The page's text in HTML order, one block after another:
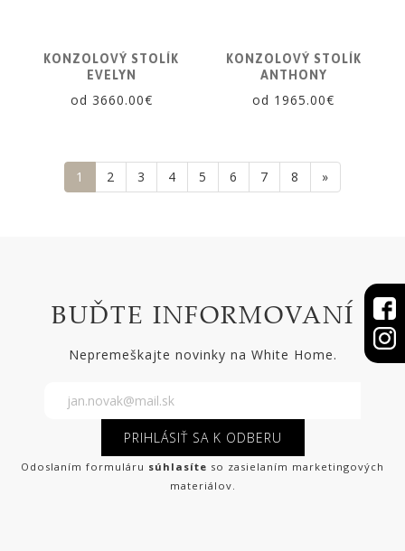
KONZOLOVÝ STOLÍK
EVELYN
od 3660.00€
KONZOLOVÝ STOLÍK
ANTHONY
od 1965.00€
1 2 3 4 5 6 7 8 »
BUĎTE INFORMOVANÍ
Nepremeškajte novinky na White Home.
PRIHLÁSIŤ SA K ODBERU
Odoslaním formuláru súhlasíte so zasielaním marketingových
materiálov.